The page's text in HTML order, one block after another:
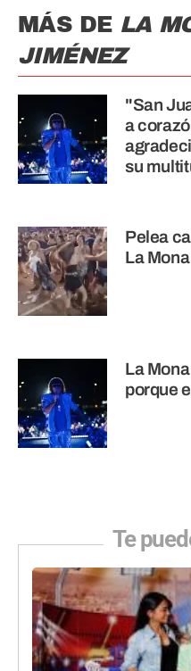
MÁS DE LA
JIMÉNEZ
"San
a
su
Pelea
La
La
porque
Te